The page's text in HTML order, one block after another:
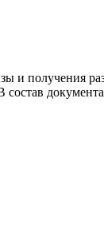
и получения
состав